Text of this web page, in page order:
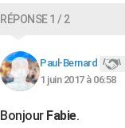
RÉPONSE 1 / 2
Paul-Bernard
1 juin 2017 à 06:58
BonjourFabie.